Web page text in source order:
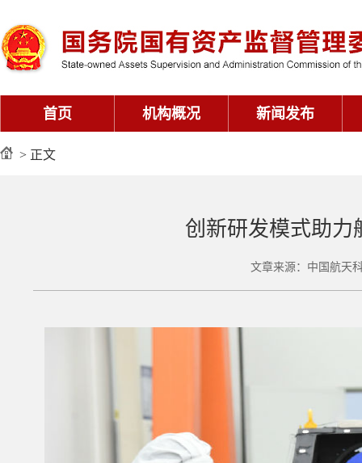
首页 机构概况 新闻发布
> 正文
创新研发模式助力
文章来源：中国航